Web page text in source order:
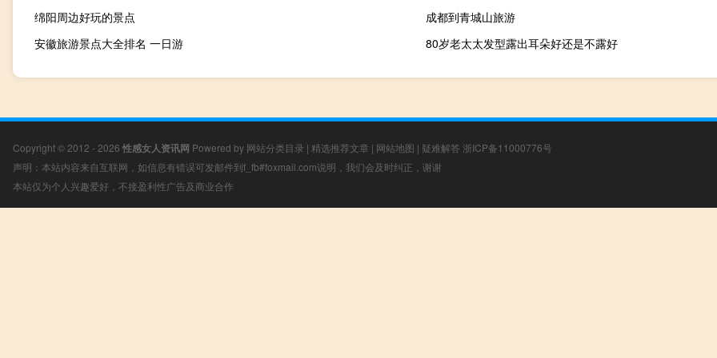
绵阳周边好玩的景点
成都到青城山旅游
安徽旅游景点大全排名 一日游
80岁老太太发型露出耳朵好还是不露好
Copyright © 2012 - 2026 性感女人资讯网 Powered by 网站分类目录 | 精选推荐文章 | 网站地图 | 疑难解答 浙ICP备11000776号
声明：本站内容来自互联网，如信息有错误可发邮件到f_fb#foxmail.com说明，我们会及时纠正，谢谢
本站仅为个人兴趣爱好，不接盈利性广告及商业合作